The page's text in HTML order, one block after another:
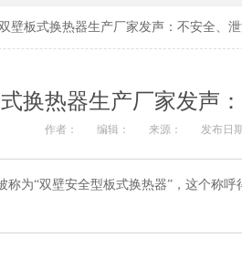
壁板式换热器生产厂家发声：不安全、泄
换热器生产厂家发声
作者： 编辑： 来源： 发布日
称为“双壁安全型板式换热器”，这个称